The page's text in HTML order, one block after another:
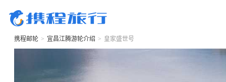
携程邮轮 > 宜昌江腾游轮介绍 > 皇家盛世号